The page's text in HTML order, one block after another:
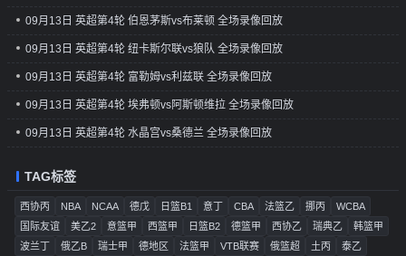
09月13日 英超第4轮 伯恩茅斯vs布莱顿 全场录像回放
09月13日 英超第4轮 纽卡斯尔联vs狼队 全场录像回放
09月13日 英超第4轮 富勒姆vs利兹联 全场录像回放
09月13日 英超第4轮 埃弗顿vs阿斯顿维拉 全场录像回放
09月13日 英超第4轮 水晶宫vs桑德兰 全场录像回放
TAG标签
西协丙 NBA NCAA 德戊 日篮B1 意丁 CBA 法篮乙 挪丙
WCBA
国际友谊
美乙2 意篮甲 西篮甲 日篮B2 德篮甲 西协乙 瑞典乙
韩篮甲
波兰丁
俄乙B 瑞士甲 德地区 法篮甲 VTB联赛 俄篮超 土丙
泰乙